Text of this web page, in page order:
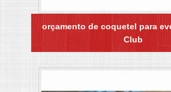
orçamento de coquetel para
Club